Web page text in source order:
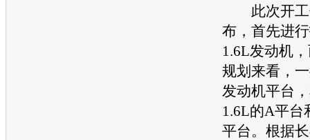
此次开工
布，首先进
1.6L发动机
规划来看，
发动机平台
1.6L的A平台
平台。根据